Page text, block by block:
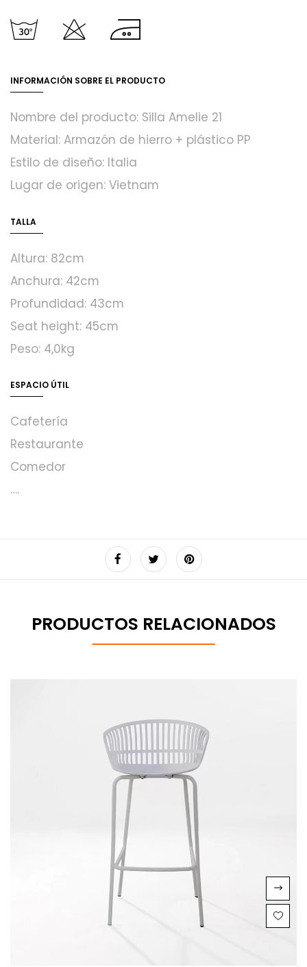
INFORMACIÓN SOBRE EL PRODUCTO
Nombre del producto: Silla Amelie 21
Material: Armazón de hierro + plástico PP
Estilo de diseño: Italia
Lugar de origen: Vietnam
TALLA
Altura: 82cm
Anchura: 42cm
Profundidad: 43cm
Seat height: 45cm
Peso: 4,0kg
ESPACIO ÚTIL
Cafetería
Restaurante
Comedor
….
PRODUCTOS RELACIONADOS